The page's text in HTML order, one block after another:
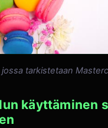
tarkistetaan
käyttäminen